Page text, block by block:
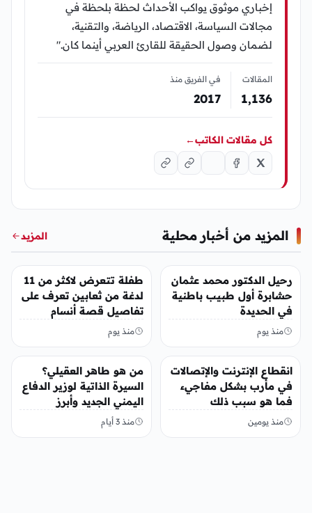
إخباري موثوق يواكب الأحداث لحظة بلحظة في
مجالات السياسة، الاقتصاد، الرياضة، والتقنية،
لضمان وصول الحقيقة للقارئ العربي أينما كان."
المقالات
1٬136
في الفريق منذ
2017
كل مقالات الكاتب←
المزيد من أخبار محلية المزيد
رحيل الدكتور محمد عثمان
حشابرة أول طبيب باطنية
في الحديدة
منذ يوم
أخبار محلية
طفلة تتعرض لاكثر من 11
لدغة من ثعابين تعرف على
تفاصيل قصة أنسام
العريقي
منذ يوم
أخبار محلية
انقطاع الإنترنت والإتصالات
في مأرب بشكل مفاجيء
فما هو سبب ذلك
منذ يومين
من هو طاهر العقيلي؟
السيرة الذاتية لوزير الدفاع
اليمني الجديد وأبرز
مناصبه
منذ 3 أيام